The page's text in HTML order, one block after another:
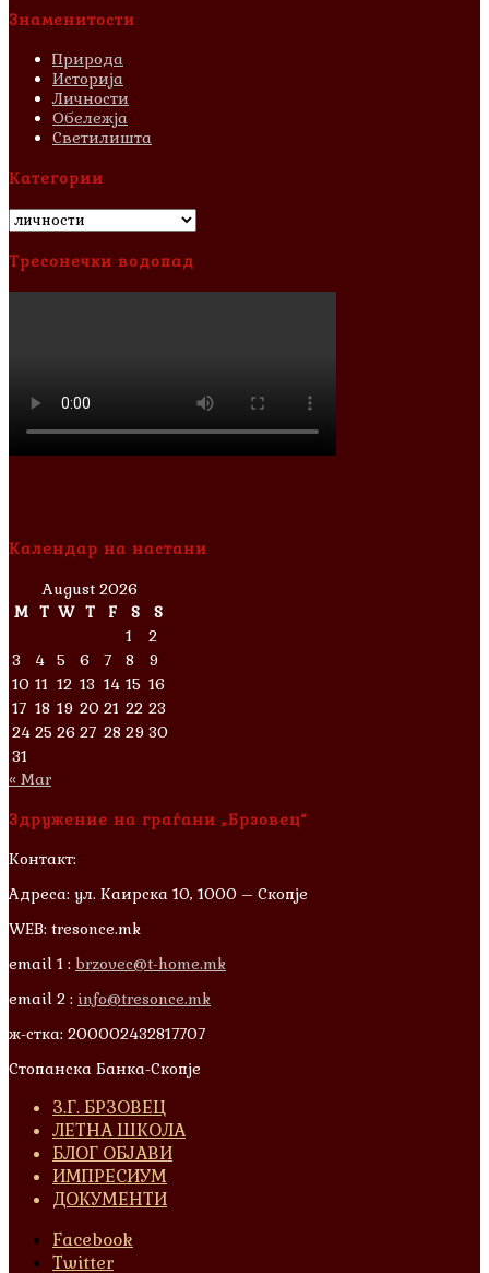
Знаменитости
Природа
Историја
Личности
Обележја
Светилишта
Категории
Категории
Тресонечки водопад
Календар на настани
August 2026
M T W T F S
S
1
2
3
4 5 6 7 8
9
10 11 12 13 14 15 16
17 18 19 20 21 22 23
24 25 26 27 28 29 30
31
« Mar
Здружение на граѓани „Брзовец“
Контакт:
Адреса: ул. Каирска 10, 1000 – Скопје
WEB: tresonce.mk
email 1 : brzovec@t-home.mk
email 2 : info@tresonce.mk
ж-стка: 200002432817707
Стопанска Банка-Скопје
З.Г. БРЗОВЕЦ
ЛЕТНА ШКОЛА
БЛОГ ОБЈАВИ
ИМПРЕСИУМ
ДОКУМЕНТИ
Facebook
Twitter